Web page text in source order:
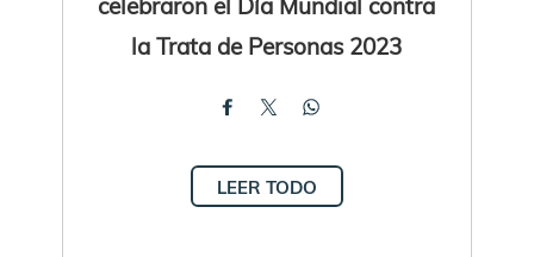
la Trata de Personas 2023
LEER TODO